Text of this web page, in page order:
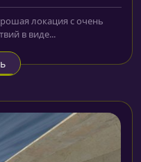
локация с очень
в виде...